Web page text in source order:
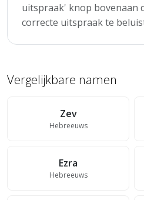
uitspraak' knop bovenaan
correcte uitspraak te
Vergelijkbare namen
Zev
Hebreeuws
Ezra
Hebreeuws